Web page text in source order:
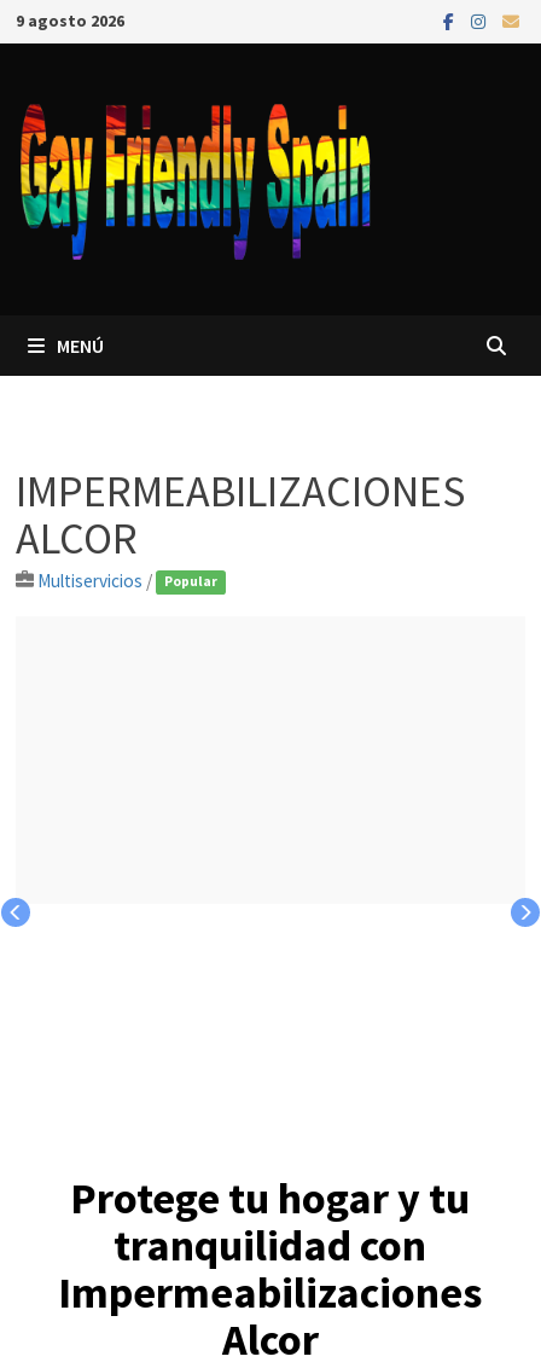
9 agosto 2026
MENÚ
IMPERMEABILIZACIONES
ALCOR
Multiservicios / Popular
Protege tu hogar y tu
tranquilidad con
Impermeabilizaciones
Alcor